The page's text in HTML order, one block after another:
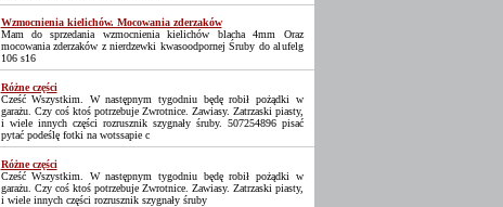
Wzmocnienia kielichów. Mocowania zderzaków
Mam do sprzedania wzmocnienia kielichów blacha 4mm Oraz
mocowania zderzaków z nierdzewki kwasoodpornej Śruby do alufelg
106 s16
Różne części
Cześć Wszystkim. W następnym tygodniu będę robił pożądki w
garażu. Czy coś ktoś potrzebuje Zwrotnice. Zawiasy. Zatrzaski piasty,
i wiele innych części rozrusznik szygnały śruby. 507254896 pisać
pytać podeślę fotki na wotssapie c
Różne części
Cześć Wszystkim. W następnym tygodniu będę robił pożądki w
garażu. Czy coś ktoś potrzebuje Zwrotnice. Zawiasy. Zatrzaski piasty,
i wiele innych części rozrusznik szygnały śruby